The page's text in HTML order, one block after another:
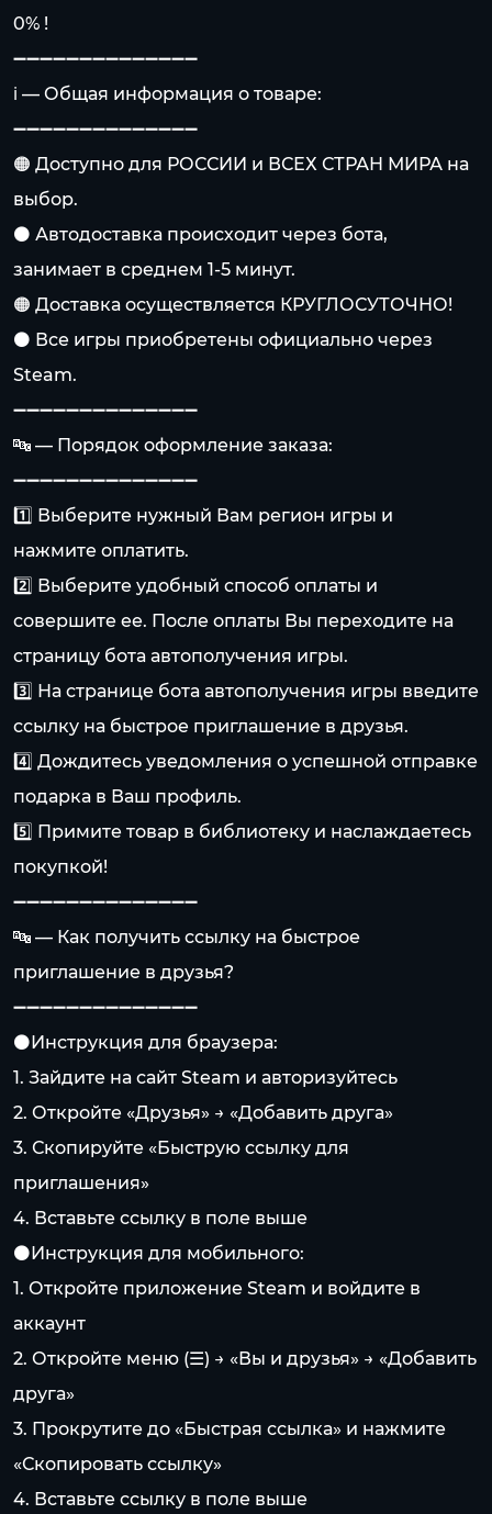
0% !
➖➖➖➖➖➖➖➖➖➖➖➖➖➖
ℹ️ — Общая информация о товаре:
➖➖➖➖➖➖➖➖➖➖➖➖➖➖
🟠 Доступно для РОССИИ и ВСЕХ СТРАН МИРА на
выбор.
⚫️ Автодоставка происходит через бота,
занимает в среднем 1-5 минут.
🟠 Доставка осуществляется КРУГЛОСУТОЧНО!
⚫️ Все игры приобретены официально через
Steam.
➖➖➖➖➖➖➖➖➖➖➖➖➖➖
🔤 — Порядок оформление заказа:
➖➖➖➖➖➖➖➖➖➖➖➖➖➖
1️⃣ Выберите нужный Вам регион игры и
нажмите оплатить.
2️⃣ Выберите удобный способ оплаты и
совершите ее. После оплаты Вы переходите на
страницу бота автополучения игры.
3️⃣ На странице бота автополучения игры введите
ссылку на быстрое приглашение в друзья.
4️⃣ Дождитесь уведомления о успешной отправке
подарка в Ваш профиль.
5️⃣ Примите товар в библиотеку и наслаждаетесь
покупкой!
➖➖➖➖➖➖➖➖➖➖➖➖➖➖
🔤 — Как получить ссылку на быстрое
приглашение в друзья?
➖➖➖➖➖➖➖➖➖➖➖➖➖➖
⚫️Инструкция для браузера:
1. Зайдите на сайт Steam и авторизуйтесь
2. Откройте «Друзья» → «Добавить друга»
3. Скопируйте «Быструю ссылку для
приглашения»
4. Вставьте ссылку в поле выше
⚫️Инструкция для мобильного:
1. Откройте приложение Steam и войдите в
аккаунт
2. Откройте меню (☰) → «Вы и друзья» → «Добавить
друга»
3. Прокрутите до «Быстрая ссылка» и нажмите
«Скопировать ссылку»
4. Вставьте ссылку в поле выше